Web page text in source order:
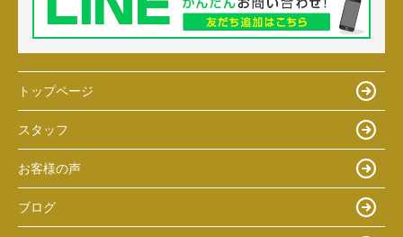
トップページ
スタッフ
お客様の声
ブログ